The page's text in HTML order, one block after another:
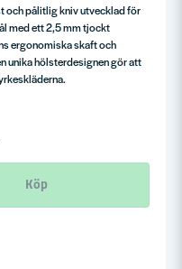
och pålitlig kniv utvecklad för
med ett 2,5 mm tjockt
ergonomiska skaft och
unika hölsterdesignen gör att
Köp